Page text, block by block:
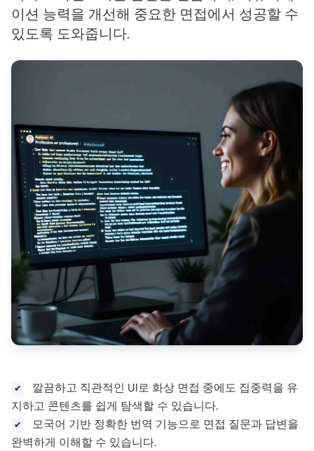
이션 능력을 개선해 중요한 면접에서 성공할 수
있도록 도와줍니다.
깔끔하고 직관적인 UI로 화상 면접 중에도 집중력을 유
지하고 콘텐츠를 쉽게 탐색할 수 있습니다.
모국어 기반 정확한 번역 기능으로 면접 질문과 답변을
완벽하게 이해할 수 있습니다.